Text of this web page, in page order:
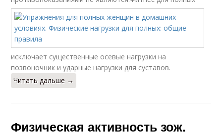
исключает существенные осевые нагрузки на
позвоночник и ударные нагрузки для суставов.
Читать дальше →
Физическая активность зож.